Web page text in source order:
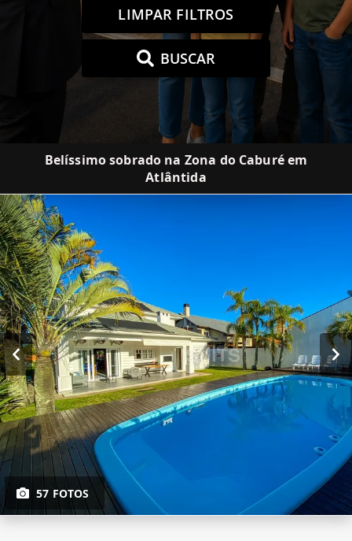
LIMPAR FILTROS
BUSCAR
Belíssimo sobrado na Zona do Caburé em
Atlântida
57 FOTOS